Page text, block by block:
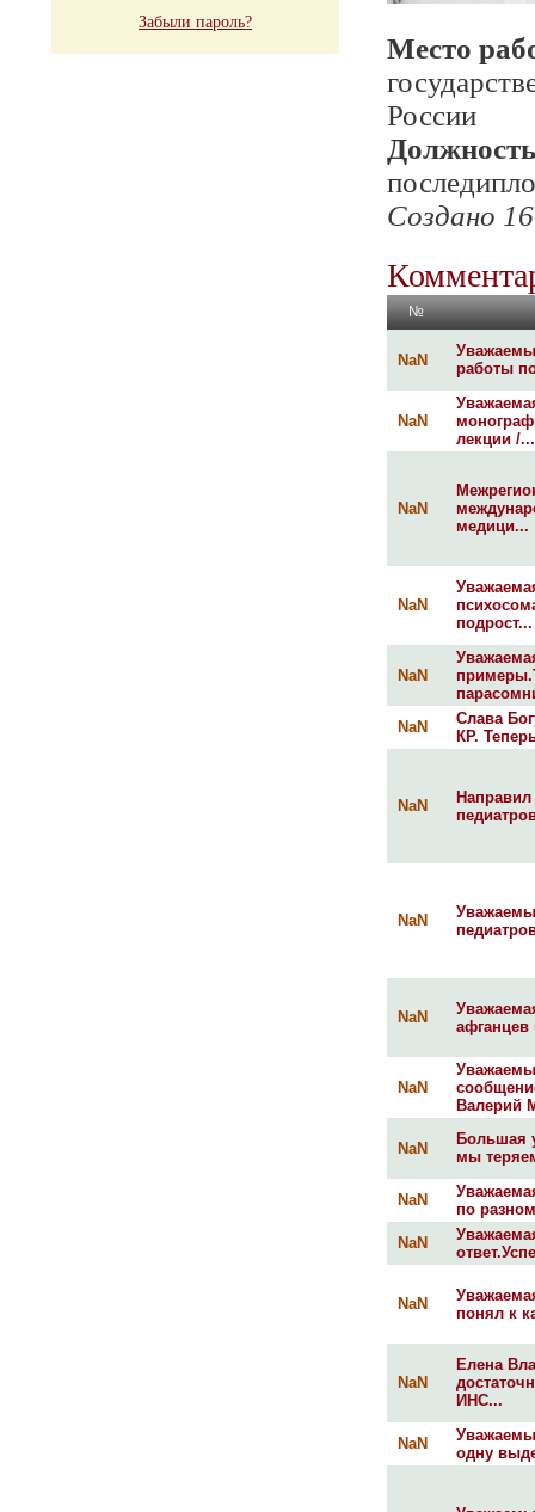
Забыли пароль?
Место
России
Создано
№
NaN
работы
NaN
лекции /...
NaN
медици...
NaN
подрост...
NaN
NaN
Слава
КР.
NaN
NaN
NaN
NaN
Валерий
NaN
Большая
мы
NaN
по
NaN
NaN
понял к
NaN
Елена
ИНС...
NaN
одну